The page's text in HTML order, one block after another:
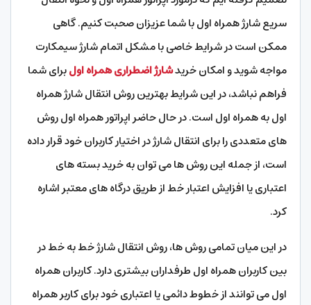
سریع شارژ همراه اول با شما عزیزان صحبت کنیم. گاهی
ممکن است در شرایط خاصی با مشکل اتمام شارژ سیمکارت
مواجه شوید و امکان خریدشارژ اضطراری همراه اولبرای شما
فراهم نباشد، در این شرایط بهترین روش انتقال شارژ همراه
اول به همراه اول است. در حال حاضر اپراتور همراه اول روش
های متعددی را برای انتقال شارژ در اختیار کاربران خود قرار داده
است، از جمله این روش ها می توان به خرید بسته های
اعتباری یا افزایش اعتبار خط از طریق درگاه های معتبر اشاره
کرد.
در این میان تمامی روش ها، روش انتقال شارژ خط به خط در
بین کاربران همراه اول طرفداران بیشتری دارد. کاربران همراه
اول می توانند از خطوط دائمی یا اعتباری خود برای کاربر همراه